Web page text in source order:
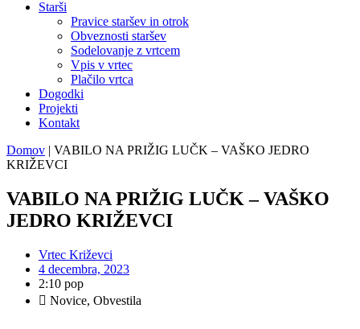
Starši
Pravice staršev in otrok
Obveznosti staršev
Sodelovanje z vrtcem
Vpis v vrtec
Plačilo vrtca
Dogodki
Projekti
Kontakt
Domov | VABILO NA PRIŽIG LUČK – VAŠKO JEDRO
KRIŽEVCI
VABILO NA PRIŽIG LUČK – VAŠKO
JEDRO KRIŽEVCI
Vrtec Križevci
4 decembra, 2023
2:10 pop
Novice, Obvestila